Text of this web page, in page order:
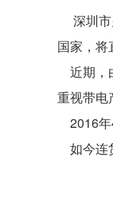
深圳市
国家，将
近期，
重视带电
2016年
如今连